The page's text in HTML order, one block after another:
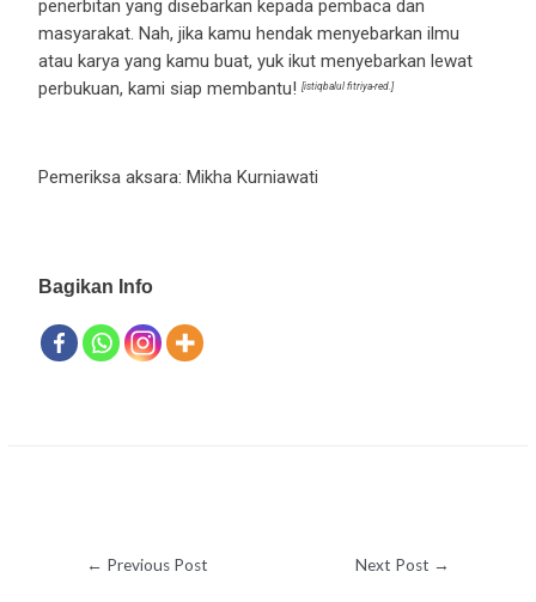
penerbitan yang disebarkan kepada pembaca dan
masyarakat. Nah, jika kamu hendak menyebarkan ilmu
atau karya yang kamu buat, yuk ikut menyebarkan lewat
perbukuan, kami siap membantu! [istiqbalul fitriya-red.]
Pemeriksa aksara: Mikha Kurniawati
Bagikan Info
← Previous Post Next Post →